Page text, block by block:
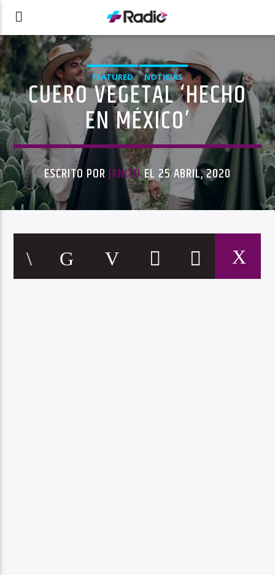
FEATURED NOTICIAS
CUERO VEGETAL ‘HECHO
EN MÉXICO’
ESCRITO PORJANITOEL 25 ABRIL, 2020